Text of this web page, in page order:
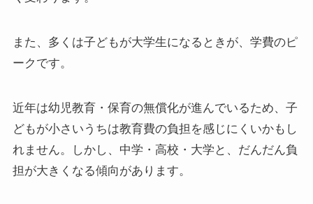
また、多くは子どもが大学生になるときが、学費のピ
ークです。
近年は幼児教育・保育の無償化が進んでいるため、子
どもが小さいうちは教育費の負担を感じにくいかもし
れません。しかし、中学・高校・大学と、だんだん負
担が大きくなる傾向があります。